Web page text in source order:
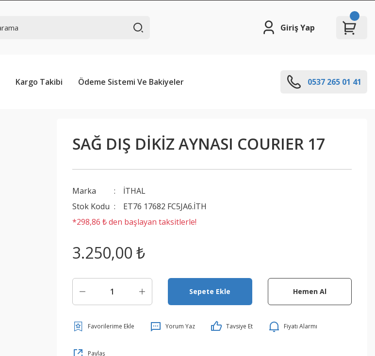
Giriş Yap
Kargo Takibi Ödeme Sistemi Ve Bakiyeler 0537 265 01 41
SAĞ DIŞ DİKİZ AYNASI COURIER 17
Marka
İTHAL
Stok Kodu
ET76 17682 FC5JA6.İTH
*298,86 ₺ den başlayan taksitlerle!
3.250,00 ₺
Sepete Ekle Hemen Al
Yorum Yaz Tavsiye Et Fiyatı Alarmı
Paylaş